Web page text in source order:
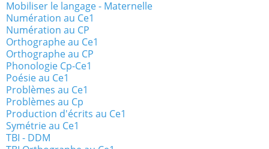
Mobiliser le langage - Maternelle
Numération au Ce1
Numération au CP
Orthographe au Ce1
Orthographe au CP
Phonologie Cp-Ce1
Poésie au Ce1
Problèmes au Ce1
Problèmes au Cp
Production d'écrits au Ce1
Symétrie au Ce1
TBI - DDM